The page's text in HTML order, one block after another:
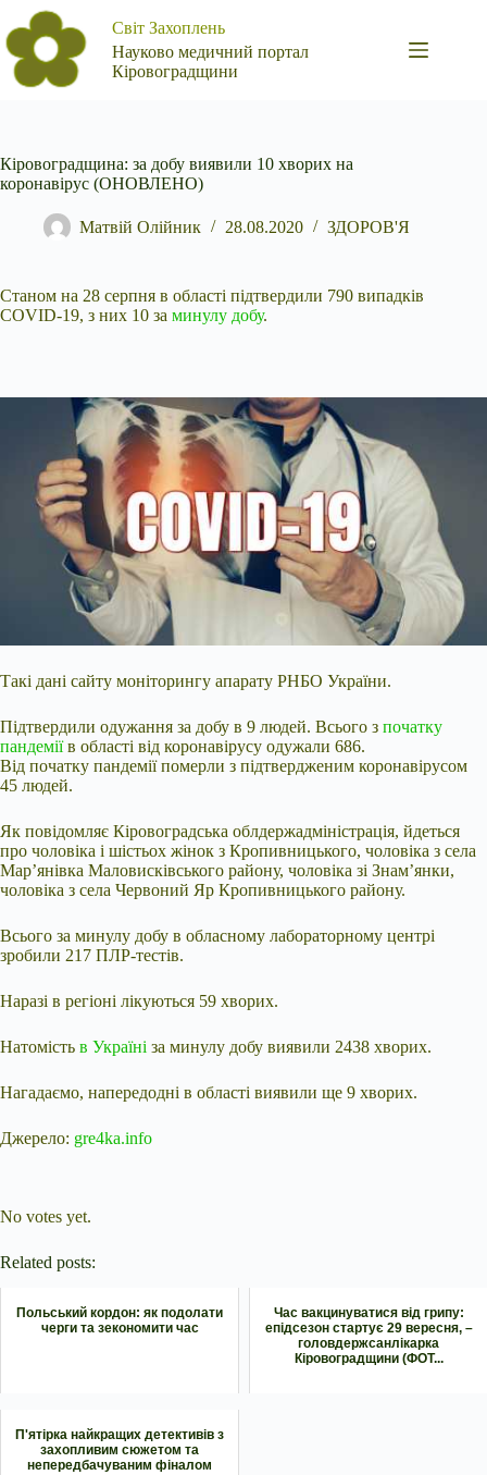
Перейти
до
вмісту
Світ Захоплень
Науково медичний портал
Кіровоградщини
Кіровоградщина: за добу виявили 10 хворих на
коронавірус (ОНОВЛЕНО)
Матвій Олійник 28.08.2020 ЗДОРОВ'Я
Станом на 28 серпня в області підтвердили 790 випадків
COVID-19, з них 10 за минулу добу.
Такі дані сайту моніторингу апарату РНБО України.
Підтвердили одужання за добу в 9 людей. Всього з початку
пандеміїв області від коронавірусу одужали 686.
Від початку пандемії померли з підтвердженим коронавірусом
45 людей.
Як повідомляє Кіровоградська облдержадміністрація, йдеться
про чоловіка і шістьох жінок з Кропивницького, чоловіка з села
Мар’янівка Маловисківського району, чоловіка зі Знам’янки,
чоловіка з села Червоний Яр Кропивницького району.
Всього за минулу добу в обласному лабораторному центрі
зробили 217 ПЛР-тестів.
Наразі в регіоні лікуються 59 хворих.
Натомість в Україні за минулу добу виявили 2438 хворих.
Нагадаємо, напередодні в області виявили ще 9 хворих.
Джерело: gre4ka.info
No votes yet.
Related posts:
Польський кордон: як подолати
черги та зекономити час
Час вакцинуватися від грипу:
епідсезон стартує 29 вересня, –
головдержсанлікарка
Кіровоградщини (ФОТ...
П'ятірка найкращих детективів з
захопливим сюжетом та
непередбачуваним фіналом